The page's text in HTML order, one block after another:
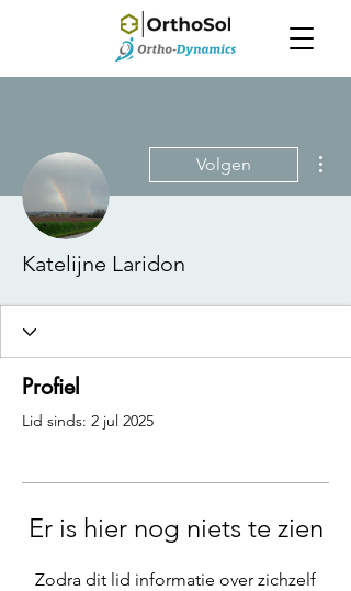
Volgen
Katelijne Laridon
Profiel
Lid sinds: 2 jul 2025
Er is hier nog niets te zien
Zodra dit lid informatie over zichzelf